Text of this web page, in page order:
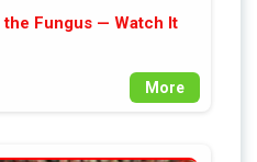
Fungus — Watch It
More